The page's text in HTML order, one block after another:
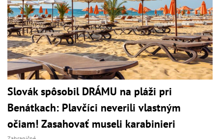
Slovák spôsobil DRÁMU na pláži pri
Benátkach: Plavčíci neverili vlastným
očiam! Zasahovať museli karabinieri